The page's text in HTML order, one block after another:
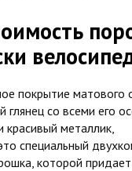
покрытие матового
глянец со всеми его
красивый металлик,
специальный
которой